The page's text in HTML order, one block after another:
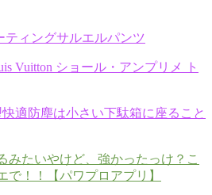
ティングサルエルパンツ
Vuitton ショール・アンプリメ ト
適防塵は小さい下駄箱に座ること
みたいやけど、強かったっけ？こ
で！！【パワプロアプリ】